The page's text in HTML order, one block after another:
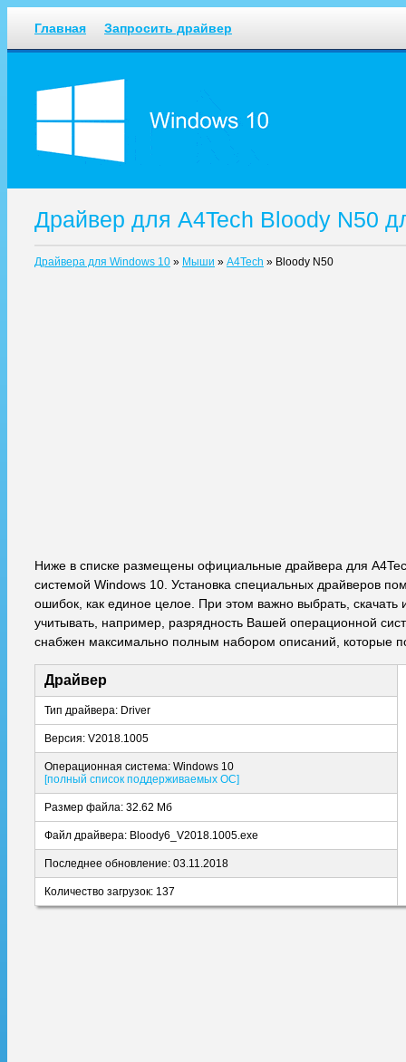
Главная Запросить драйвер
Драйвер для A4Tech Bloody N50
Драйвера для Windows 10 » Мыши » A4Tech » Bloody N50
Ниже в списке размещены официальные драйвера для
системой Windows 10. Установка специальных драйверов
ошибок, как единое целое. При этом важно выбрать,
учитывать, например, разрядность Вашей операционной
снабжен максимально полным набором описаний, которые
Драйвер
Тип драйвера: Driver
Версия: V2018.1005
Операционная система: Windows 10
[полный список поддерживаемых ОС]
Размер файла: 32.62 Мб
Файл драйвера: Bloody6_V2018.1005.exe
Последнее обновление: 03.11.2018
Количество загрузок: 137